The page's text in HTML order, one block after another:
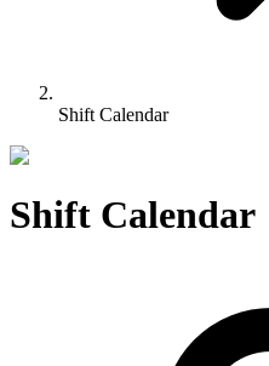
Shift Calendar
Shift Calendar